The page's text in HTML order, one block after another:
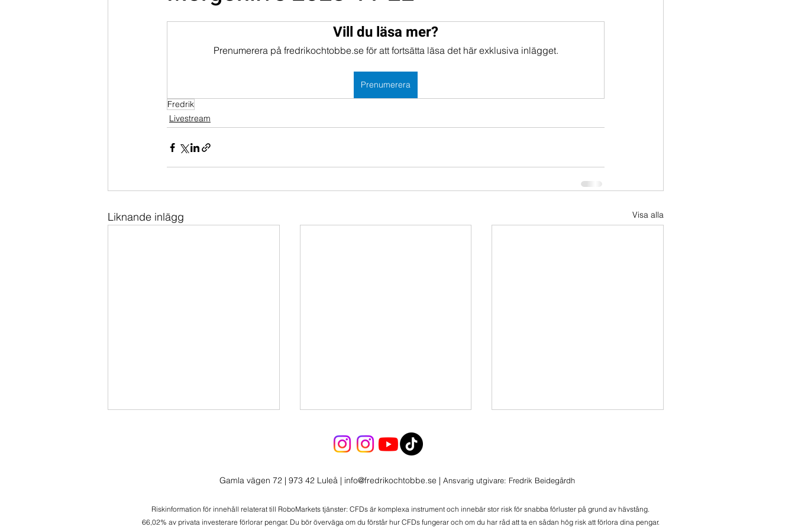
Vill du läsa mer?
Prenumerera på fredrikochtobbe.se för att fortsätta läsa det här exklusiva inlägget.
Prenumerera
Fredrik
Livestream
Liknande inlägg Visa alla
Morgonlive 2026-08-05
Morgonlive 2026-08-04
Marknadsöversikt:
Geopolitiska Risker Starka
Den senaste handelsperioden
har präglats av kraftiga rörelser,
Morgonlive 2026-07-28
Gamla vägen 72 | 973 42 Luleå | info@fredrikochtobbe.se | Ansvarig utgivare: Fredrik Beidegårdh
Riskinformation för innehåll relaterat till RoboMarkets tjänster: CFDs är komplexa instrument och innebär stor risk för snabba förluster på grund av hävstång.
66,02% av privata investerare förlorar pengar. Du bör överväga om du förstår hur CFDs fungerar och om du har råd att ta en sådan hög risk att förlora dina pengar.